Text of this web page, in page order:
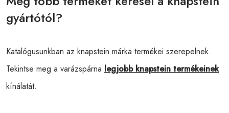
gyártótól?
Katalógusunkban az knapstein márka termékei szerepelnek.
Tekintse meg a varázspárna legjobb knapstein termékeinek
kínálatát.